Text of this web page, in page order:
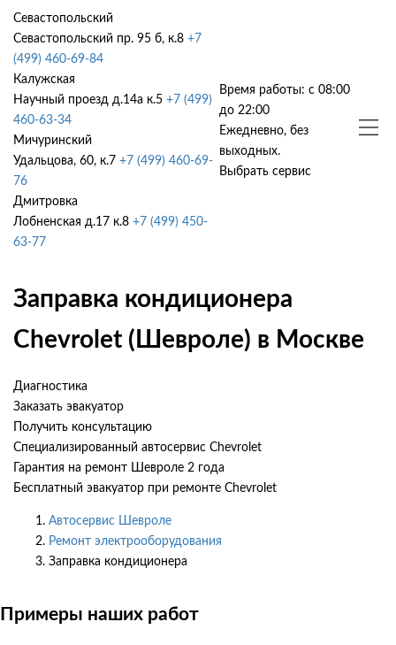
Севастопольский
Севастопольский пр. 95 б, к.8 +7
(499) 460-69-84
Калужская
Научный проезд д.14а к.5 +7 (499)
460-63-34
Мичуринский
Удальцова, 60, к.7 +7 (499) 460-69-
76
Дмитровка
Лобненская д.17 к.8 +7 (499) 450-
63-77
Время работы: с 08:00
до 22:00
Ежедневно, без
выходных.
Выбрать сервис
Заправка кондиционера
Chevrolet (Шевроле) в Москве
Диагностика
Заказать эвакуатор
Получить консультацию
Специализированный автосервис Chevrolet
Гарантия на ремонт Шевроле 2 года
Бесплатный эвакуатор при ремонте Chevrolet
Автосервис Шевроле
Ремонт электрооборудования
Заправка кондиционера
Примеры наших работ